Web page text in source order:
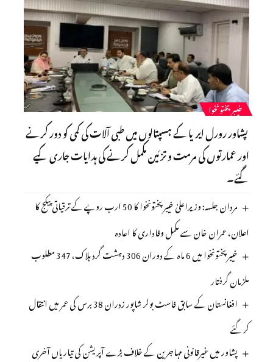
خیبرپختونخوا
پشاور رورل ایریا کے ہسپتالوں میں طبی آلات کی کمی کو دور کرنے
اور عمارتوں کی مرمت و تزئین مکمل کرنے کی ہدایات جاری کیے
گئے۔
مردان جلسہ: وزیراعلیٰ خیبرپختونخوا کا 50 ارب روپے کے ترقیاتی پیکج کا
اعلان، عمران خان سے مکمل وفاداری کا اعادہ
خیبرپختونخوا میں 6 ماہ کے دوران 306 دہشت گرد ہلاک، 347 مطلوب
ملزمان گرفتار
افغانستان کے سابق فاسٹ بولر شاپور زدران 38 برس کی عمر میں انتقال
کر گئے
پشاور میں غیرقانونی مہاجرین کے خلاف بڑے آپریشن کی تیاریاں آخری